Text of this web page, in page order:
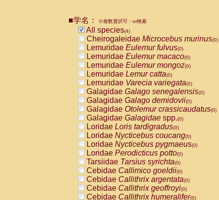
CercopithecidaeCercocebus
Cercopithecidae
CercopithecidaeCercocebus
CercopithecidaeCercocebus
CercopithecidaeCercocebusspp.
CercopithecidaeLophocebus
CercopithecidaePapio anubis
CercopithecidaePapio cynocephalus
CercopithecidaePapio hamadryas
CercopithecidaePapio papio(0)
CercopithecidaePapiospp.(0)
CercopithecidaeMandrillus
CercopithecidaeMandrillus sphinx
CercopithecidaeTheropithecus
CercopithecidaeMacaca arctoides
CercopithecidaeMacaca assamensis
Cercopithecidae Macaca
CercopithecidaeMacaca cyclopis
CercopithecidaeMacaca fascicularis
CercopithecidaeMacaca fuscaca
CercopithecidaeMacaca fuscata
■学名： ※複数選択可・or検索
All species(4)
Cheirogaleidae Microcebus murinus(0)
Lemuridae Eulemur fulvus(0)
Lemuridae Eulemur macaco(0)
Lemuridae Eulemur mongoz(0)
Lemuridae Lemur catta(0)
Lemuridae Varecia variegata(0)
Galagidae Galago senegalensis(0)
Galagidae Galago demidovii(0)
Galagidae Otolemur crassicaudatus(0)
Galagidae Galagidae spp.(0)
Loridae Loris tardigradus(0)
Loridae Nycticebus coucang(0)
Loridae Nycticebus pygmaeus(0)
Loridae Perodicticus potto(0)
Tarsiidae Tarsius syrichta(0)
Cebidae Callimico goeldii(0)
Cebidae Callithrix argentata(0)
Cebidae Callithrix geoffroyi(0)
Cebidae Callithrix humeralifer(0)